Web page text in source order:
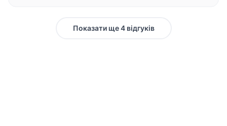
Показати ще 4 відгуків